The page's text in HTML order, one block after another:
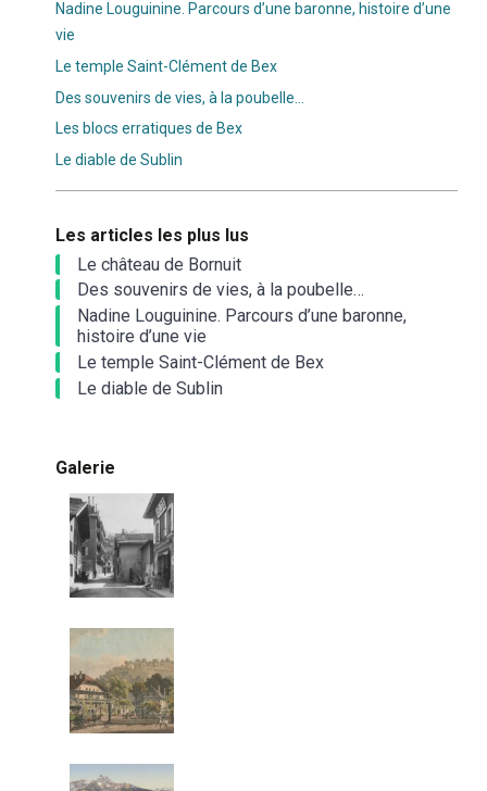
Nadine Louguinine. Parcours d’une baronne, histoire d’une
vie
Le temple Saint-Clément de Bex
Des souvenirs de vies, à la poubelle…
Les blocs erratiques de Bex
Le diable de Sublin
Les articles les plus lus
Le château de Bornuit
Des souvenirs de vies, à la poubelle…
Nadine Louguinine. Parcours d’une baronne,
histoire d’une vie
Le temple Saint-Clément de Bex
Le diable de Sublin
Galerie